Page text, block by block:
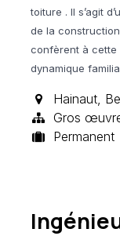
toiture . Il s’agit
de la
confèrent à cette
dynamique
Hainaut,
Gros
Permanent